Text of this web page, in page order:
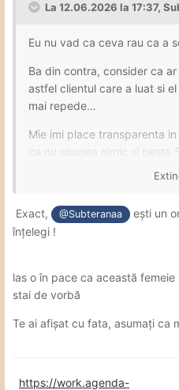
La 12.06.2026 la 17:37,
Eu nu vad ca ceva rau ca a
Ba din contra, consider ca
astfel clientul care a luat si
mai repede…
Mie imi place transparenta
ca nu spunea nimic si peste
client oarecare) boala,
am prins încredere ca nu se
daca are ceva.
Exact, @Subteranaa
ești un
înțelegi !
las o în pace ca această
stai de vorbă
Te ai afișat cu fata, asumați ca
https://work.agenda-